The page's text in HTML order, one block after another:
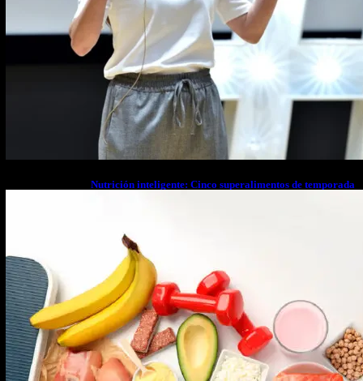
Nutrición inteligente: Cinco superalimentos de temporada